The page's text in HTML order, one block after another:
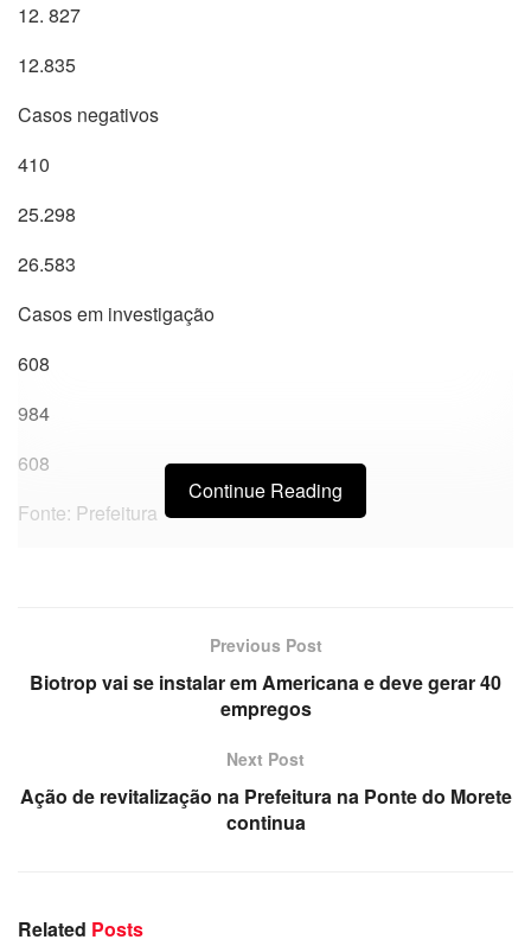
12. 827
12.835
Casos negativos
410
25.298
26.583
Casos em investigação
608
984
608
Fonte: Prefeitura
Continue Reading
Previous Post
Biotrop vai se instalar em Americana e deve gerar 40
empregos
Next Post
Ação de revitalização na Prefeitura na Ponte do Morete
continua
Related Posts